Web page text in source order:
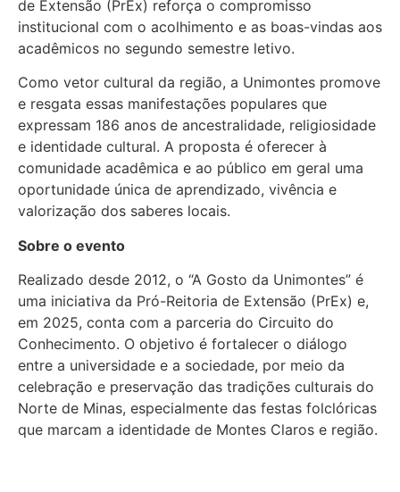
de Extensão (PrEx) reforça o compromisso
institucional com o acolhimento e as boas-vindas aos
acadêmicos no segundo semestre letivo.
Como vetor cultural da região, a Unimontes promove
e resgata essas manifestações populares que
expressam 186 anos de ancestralidade, religiosidade
e identidade cultural. A proposta é oferecer à
comunidade acadêmica e ao público em geral uma
oportunidade única de aprendizado, vivência e
valorização dos saberes locais.
Sobre o evento
Realizado desde 2012, o “A Gosto da Unimontes” é
uma iniciativa da Pró-Reitoria de Extensão (PrEx) e,
em 2025, conta com a parceria do Circuito do
Conhecimento. O objetivo é fortalecer o diálogo
entre a universidade e a sociedade, por meio da
celebração e preservação das tradições culturais do
Norte de Minas, especialmente das festas folclóricas
que marcam a identidade de Montes Claros e região.